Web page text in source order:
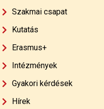
Szakmai csapat
Kutatás
Erasmus+
Intézmények
Gyakori kérdések
Hírek